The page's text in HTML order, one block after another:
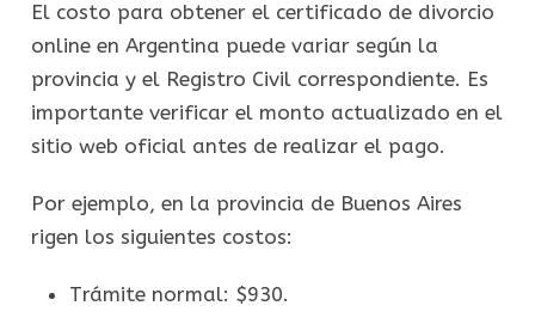
El costo para obtener el certificado de divorcio
online en Argentina puede variar según la
provincia y el Registro Civil correspondiente. Es
importante verificar el monto actualizado en el
sitio web oficial antes de realizar el pago.
Por ejemplo, en la provincia de Buenos Aires
rigen los siguientes costos:
Trámite normal: $930.